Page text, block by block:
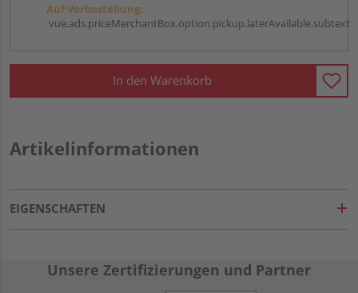
Auf Vorbestellung:
vue.ads.priceMerchantBox.option.pickup.laterAvailable.subtext
In den Warenkorb
Artikelinformationen
EIGENSCHAFTEN
Unsere Zertifizierungen und Partner